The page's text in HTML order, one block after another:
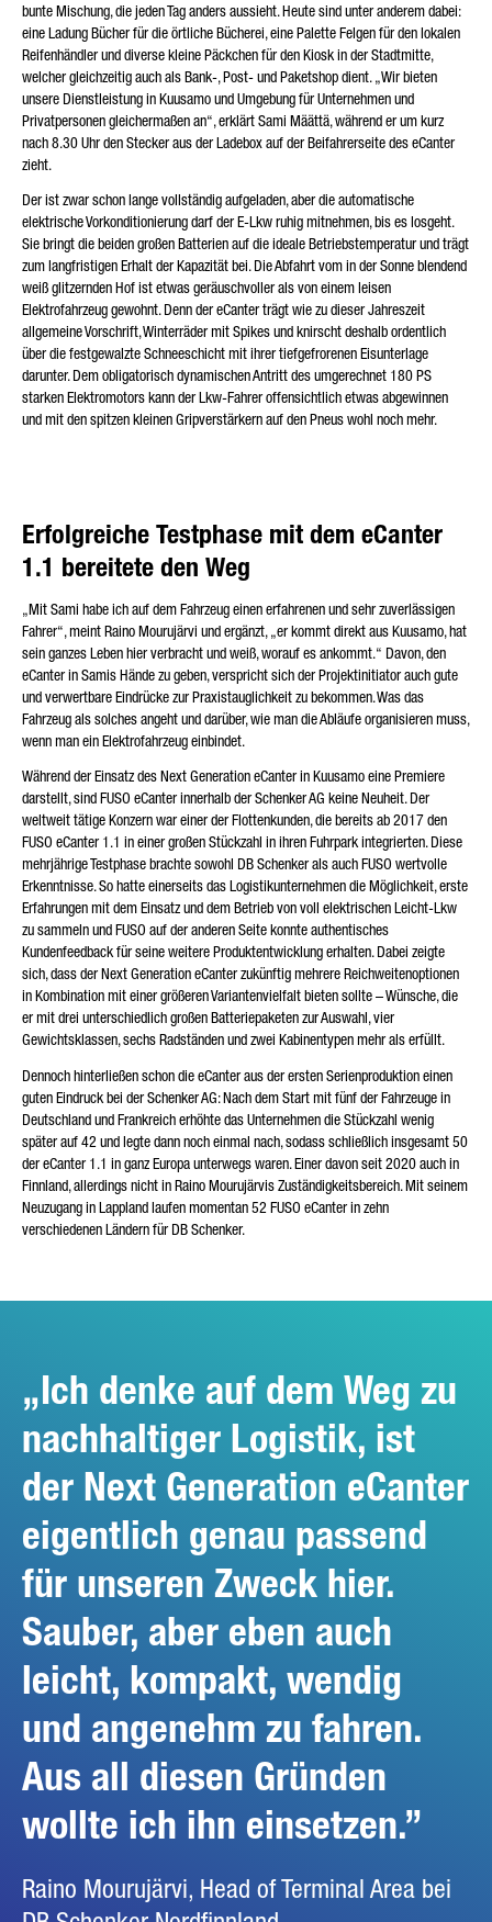
bunte Mischung, die jeden Tag anders aussieht. Heute sind unter anderem dabei:
eine Ladung Bücher für die örtliche Bücherei, eine Palette Felgen für den lokalen
Reifenhändler und diverse kleine Päckchen für den Kiosk in der Stadtmitte,
welcher gleichzeitig auch als Bank-, Post- und Paketshop dient. „Wir bieten
unsere Dienstleistung in Kuusamo und Umgebung für Unternehmen und
Privatpersonen gleichermaßen an“, erklärt Sami Määttä, während er um kurz
nach 8.30 Uhr den Stecker aus der Ladebox auf der Beifahrerseite des eCanter
zieht.
Der ist zwar schon lange vollständig aufgeladen, aber die automatische
elektrische Vorkonditionierung darf der E-Lkw ruhig mitnehmen, bis es losgeht.
Sie bringt die beiden großen Batterien auf die ideale Betriebstemperatur und trägt
zum langfristigen Erhalt der Kapazität bei. Die Abfahrt vom in der Sonne blendend
weiß glitzernden Hof ist etwas geräuschvoller als von einem leisen
Elektrofahrzeug gewohnt. Denn der eCanter trägt wie zu dieser Jahreszeit
allgemeine Vorschrift, Winterräder mit Spikes und knirscht deshalb ordentlich
über die festgewalzte Schneeschicht mit ihrer tiefgefrorenen Eisunterlage
darunter. Dem obligatorisch dynamischen Antritt des umgerechnet 180 PS
starken Elektromotors kann der Lkw-Fahrer offensichtlich etwas abgewinnen
und mit den spitzen kleinen Gripverstärkern auf den Pneus wohl noch mehr.
Erfolgreiche Testphase mit dem eCanter
1.1 bereitete den Weg
„Mit Sami habe ich auf dem Fahrzeug einen erfahrenen und sehr zuverlässigen
Fahrer“, meint Raino Mourujärvi und ergänzt, „er kommt direkt aus Kuusamo, hat
sein ganzes Leben hier verbracht und weiß, worauf es ankommt.“ Davon, den
eCanter in Samis Hände zu geben, verspricht sich der Projektinitiator auch gute
und verwertbare Eindrücke zur Praxistauglichkeit zu bekommen. Was das
Fahrzeug als solches angeht und darüber, wie man die Abläufe organisieren muss,
wenn man ein Elektrofahrzeug einbindet.
Während der Einsatz des Next Generation eCanter in Kuusamo eine Premiere
darstellt, sind FUSO eCanter innerhalb der Schenker AG keine Neuheit. Der
weltweit tätige Konzern war einer der Flottenkunden, die bereits ab 2017 den
FUSO eCanter 1.1 in einer großen Stückzahl in ihren Fuhrpark integrierten. Diese
mehrjährige Testphase brachte sowohl DB Schenker als auch FUSO wertvolle
Erkenntnisse. So hatte einerseits das Logistikunternehmen die Möglichkeit, erste
Erfahrungen mit dem Einsatz und dem Betrieb von voll elektrischen Leicht-Lkw
zu sammeln und FUSO auf der anderen Seite konnte authentisches
Kundenfeedback für seine weitere Produktentwicklung erhalten. Dabei zeigte
sich, dass der Next Generation eCanter zukünftig mehrere Reichweitenoptionen
in Kombination mit einer größeren Variantenvielfalt bieten sollte – Wünsche, die
er mit drei unterschiedlich großen Batteriepaketen zur Auswahl, vier
Gewichtsklassen, sechs Radständen und zwei Kabinentypen mehr als erfüllt.
Dennoch hinterließen schon die eCanter aus der ersten Serienproduktion einen
guten Eindruck bei der Schenker AG: Nach dem Start mit fünf der Fahrzeuge in
Deutschland und Frankreich erhöhte das Unternehmen die Stückzahl wenig
später auf 42 und legte dann noch einmal nach, sodass schließlich insgesamt 50
der eCanter 1.1 in ganz Europa unterwegs waren. Einer davon seit 2020 auch in
Finnland, allerdings nicht in Raino Mourujärvis Zuständigkeitsbereich. Mit seinem
Neuzugang in Lappland laufen momentan 52 FUSO eCanter in zehn
verschiedenen Ländern für DB Schenker.
Ich denke auf dem Weg zu
nachhaltiger Logistik, ist
der Next Generation eCanter
eigentlich genau passend
für unseren Zweck hier.
Sauber, aber eben auch
leicht, kompakt, wendig
und angenehm zu fahren.
Aus all diesen Gründen
wollte ich ihn einsetzen.
Raino Mourujärvi, Head of Terminal Area bei